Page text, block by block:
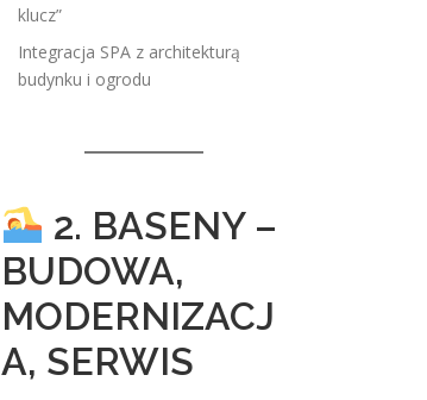
klucz”
Integracja SPA z architekturą
budynku i ogrodu
2. BASENY –
BUDOWA,
MODERNIZACJ
A, SERWIS